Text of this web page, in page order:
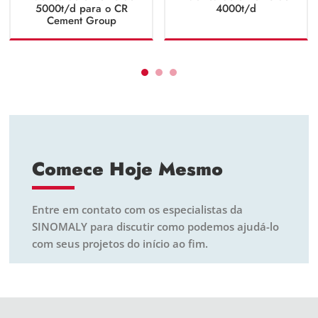
5000t/d para o CR
Cement Group
4000t/d
Comece Hoje Mesmo
Entre em contato com os especialistas da
SINOMALY para discutir como podemos ajudá-lo
com seus projetos do início ao fim.